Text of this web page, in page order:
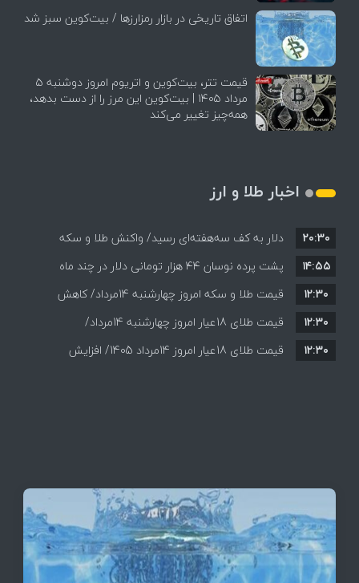
اتفاق تاریخی در بازار رمزارزها / بیت‌کوین سبز شد
قیمت تتر، بیت‌کوین و اتریوم امروز دوشنبه ۵
مرداد ۱۴۰۵ | بیت‌کوین این مرز را از دست بدهد،
همه‌چیز تغییر می‌کند
اخبار طلا و ارز
دلار به کف سه‌هفته‌ای رسید/ واکنش طلا و سکه
به بازگشایی تنگه هرمز
۲۰:۳۰
پشت پرده نوسان ۴۴ هزار تومانی دلار در چند ماه
۱۴:۵۵
قیمت طلا و سکه امروز چهارشنبه 14مرداد/ کاهش
همه قیمت ها + جدول و جزئیات
۱۲:۳۰
قیمت طلای 18عیار امروز چهارشنبه 14مرداد/
افزایش قیمت + جدول
۱۲:۳۰
قیمت طلای 18عیار امروز 14مرداد 1405/ افزایش
۱۲:۳۰